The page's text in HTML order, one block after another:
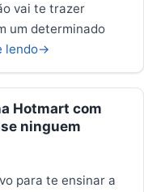
vai te trazer
um determinado
lendo→
Hotmart com
ninguem
para te ensinar a